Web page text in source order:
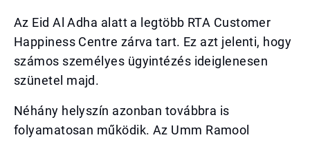
Az Eid Al Adha alatt a legtöbb RTA Customer
Happiness Centre zárva tart. Ez azt jelenti, hogy
számos személyes ügyintézés ideiglenesen
szünetel majd.
Néhány helyszín azonban továbbra is
folyamatosan működik. Az Umm Ramool